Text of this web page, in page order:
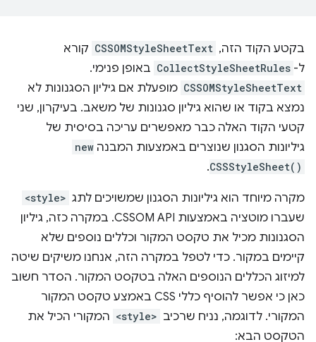
בקטע הקוד הזה, CSSOMStyleSheetText קורא
ל- CollectStyleSheetRules באופן פנימי.
CSSOMStyleSheetText מופעלת אם גיליון הסגנונות לא
נמצא בקוד או שהוא גיליון סגנונות של משאב. בעיקרון, שני
קטעי הקוד האלה כבר מאפשרים עריכה בסיסית של
גיליונות הסגנון שנוצרים באמצעות המבנה new
CSSStyleSheet()
.
מקרה מיוחד הוא גיליונות הסגנון שמשויכים לתג <style>
שעברו מוטציה באמצעות CSSOM API. במקרה כזה, גיליון
הסגנונות מכיל את טקסט המקור וכללים נוספים שלא
קיימים במקור. כדי לטפל במקרה הזה, אנחנו משיקים שיטה
למיזוג הכללים הנוספים האלה בטקסט המקור. הסדר חשוב
כאן כי אפשר להוסיף כללי CSS באמצע טקסט המקור
המקורי. לדוגמה, נניח שרכיב <style> המקורי הכיל את
הטקסט הבא: